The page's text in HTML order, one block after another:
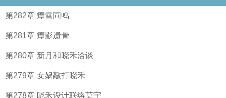
第282章 瘴雪同鸣
第281章 瘴影遗骨
第280章 新月和晓禾洽谈
第279章 女娲敲打晓禾
第278章 晓禾设计联络莫宇